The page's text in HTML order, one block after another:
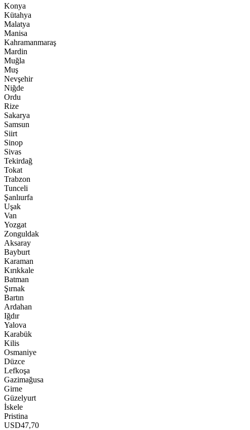
Konya
Kütahya
Malatya
Manisa
Kahramanmaraş
Mardin
Muğla
Muş
Nevşehir
Niğde
Ordu
Rize
Sakarya
Samsun
Siirt
Sinop
Sivas
Tekirdağ
Tokat
Trabzon
Tunceli
Şanlıurfa
Uşak
Van
Yozgat
Zonguldak
Aksaray
Bayburt
Karaman
Kırıkkale
Batman
Şırnak
Bartın
Ardahan
Iğdır
Yalova
Karabük
Kilis
Osmaniye
Düzce
Lefkoşa
Gazimağusa
Girne
Güzelyurt
İskele
Pristina
USD47,70